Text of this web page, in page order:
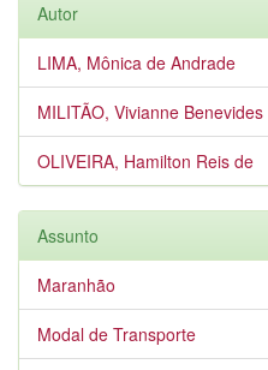
Autor
LIMA, Mônica de Andrade
MILITÃO, Vivianne Benevides
OLIVEIRA, Hamilton Reis de
Assunto
Maranhão
Modal de Transporte